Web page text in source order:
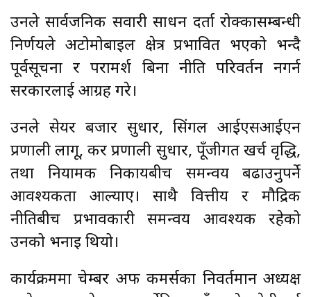
उनले सार्वजनिक सवारी साधन दर्ता रोक्कासम्बन्धी
निर्णयले अटोमोबाइल क्षेत्र प्रभावित भएको भन्दै
पूर्वसूचना र परामर्श बिना नीति परिवर्तन नगर्न
सरकारलाई आग्रह गरे।
उनले सेयर बजार सुधार, सिंगल आईएसआईएन
प्रणाली लागू, कर प्रणाली सुधार, पूँजीगत खर्च वृद्धि,
तथा नियामक निकायबीच समन्वय बढाउनुपर्ने
आवश्यकता औँल्याए। साथै वित्तीय र मौद्रिक
नीतिबीच प्रभावकारी समन्वय आवश्यक रहेको
उनको भनाइ थियो।
कार्यक्रममा चेम्बर अफ कमर्सका निवर्तमान अध्यक्ष